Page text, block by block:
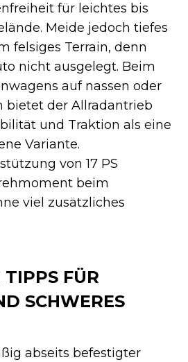
für leichtes bis
Meide jedoch tiefes
felsiges Terrain, denn
nicht ausgelegt. Beim
auf nassen oder
bietet der Allradantrieb
und Traktion als eine
Variante.
von 17 PS
beim
viel zusätzliches
TIPPS FÜR
SCHWERES
abseits befestigter